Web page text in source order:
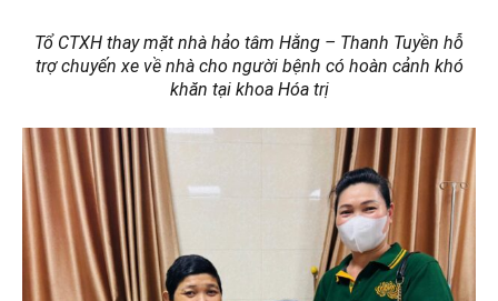
Tổ CTXH thay mặt nhà hảo tâm Hằng – Thanh Tuyền hỗ
trợ chuyến xe về nhà cho người bệnh có hoàn cảnh khó
khăn tại khoa Hóa trị